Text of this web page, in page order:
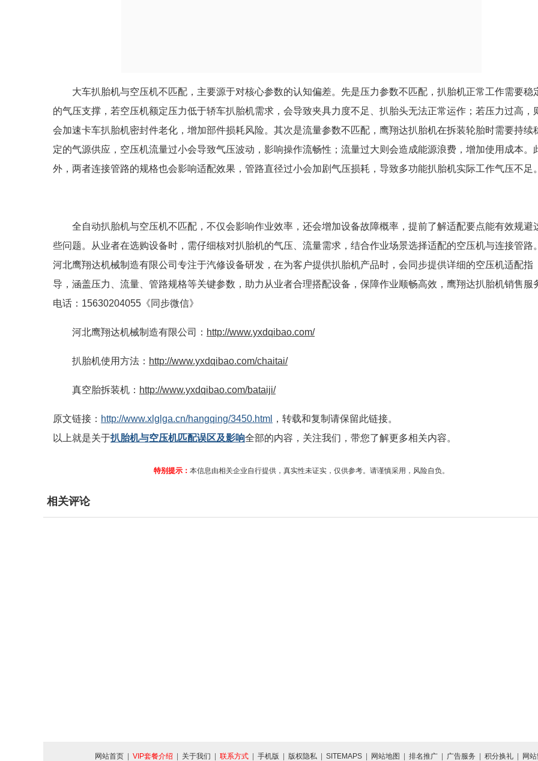
大车扒胎机与空压机不匹配，主要源于对核心参数的认知偏差。先是压力参数不匹配，扒胎机正常工作需要稳
的气压支撑，若空压机额定压力低于轿车扒胎机需求，会导致夹具力度不足、扒胎头无法正常运作；若压力过高，
会加速卡车扒胎机密封件老化，增加部件损耗风险。其次是流量参数不匹配，鹰翔达扒胎机在拆装轮胎时需要持续
定的气源供应，空压机流量过小会导致气压波动，影响操作流畅性；流量过大则会造成能源浪费，增加使用成本。
外，两者连接管路的规格也会影响适配效果，管路直径过小会加剧气压损耗，导致多功能扒胎机实际工作气压不足。
全自动扒胎机与空压机不匹配，不仅会影响作业效率，还会增加设备故障概率，提前了解适配要点能有效规避
些问题。从业者在选购设备时，需仔细核对扒胎机的气压、流量需求，结合作业场景选择适配的空压机与连接管路。
河北鹰翔达机械制造有限公司专注于汽修设备研发，在为客户提供扒胎机产品时，会同步提供详细的空压机适配指
导，涵盖压力、流量、管路规格等关键参数，助力从业者合理搭配设备，保障作业顺畅高效，鹰翔达扒胎机销售服
电话：15630204055《同步微信》
河北鹰翔达机械制造有限公司： http://www.yxdqibao.com/
扒胎机使用方法： http://www.yxdqibao.com/chaitai/
真空胎拆装机： http://www.yxdqibao.com/bataiji/
原文链接： http://www.xlglga.cn/hangqing/3450.html
，转载和复制请保留此链接。
以上就是关于扒胎机与空压机匹配误区及影响全部的内容，关注我们，带您了解更多相关内容。
特别提示： 本信息由相关企业自行提供，真实性未证实，仅供参考。请谨慎采用，风险自负。
相关评论
网站首页 VIP套餐介绍 关于我们 联系方式 手机版 版权隐私 SITEMAPS 网站地图 排名推广 广告服务 积分换礼 网